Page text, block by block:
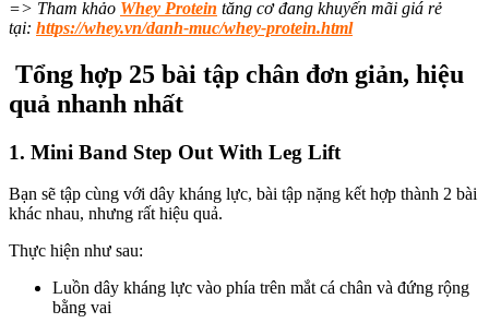
=> Tham khảo Whey Protein tăng cơ đang khuyến mãi giá rẻ
tại: https://whey.vn/danh-muc/whey-protein.html
Tổng hợp 25 bài tập chân đơn giản, hiệu
quả nhanh nhất
1. Mini Band Step Out With Leg Lift
Bạn sẽ tập cùng với dây kháng lực, bài tập nặng kết hợp thành 2 bài
khác nhau, nhưng rất hiệu quả.
Thực hiện như sau:
Luồn dây kháng lực vào phía trên mắt cá chân và đứng rộng
bằng vai